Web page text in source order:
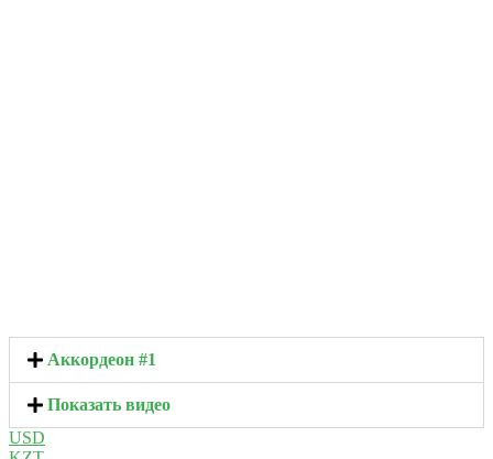
Аккордеон #1
Показать видео
USD